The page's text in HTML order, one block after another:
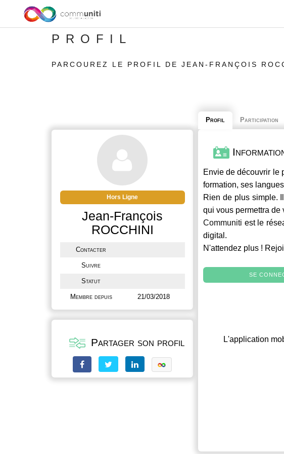
PROFIL
PARCOUREZ LE PROFIL DE JEAN-FRANÇOIS
Hors Ligne
Jean-François
ROCCHINI
Contacter
Suivre
Statut
Membre depuis 21/03/2018
Partager son profil
Profil Participation
Envie de découvrir le
formation, ses
Rien de plus simple.
qui vous permettra de
Communiti est le
digital.
N'attendez plus !
SE
L'application